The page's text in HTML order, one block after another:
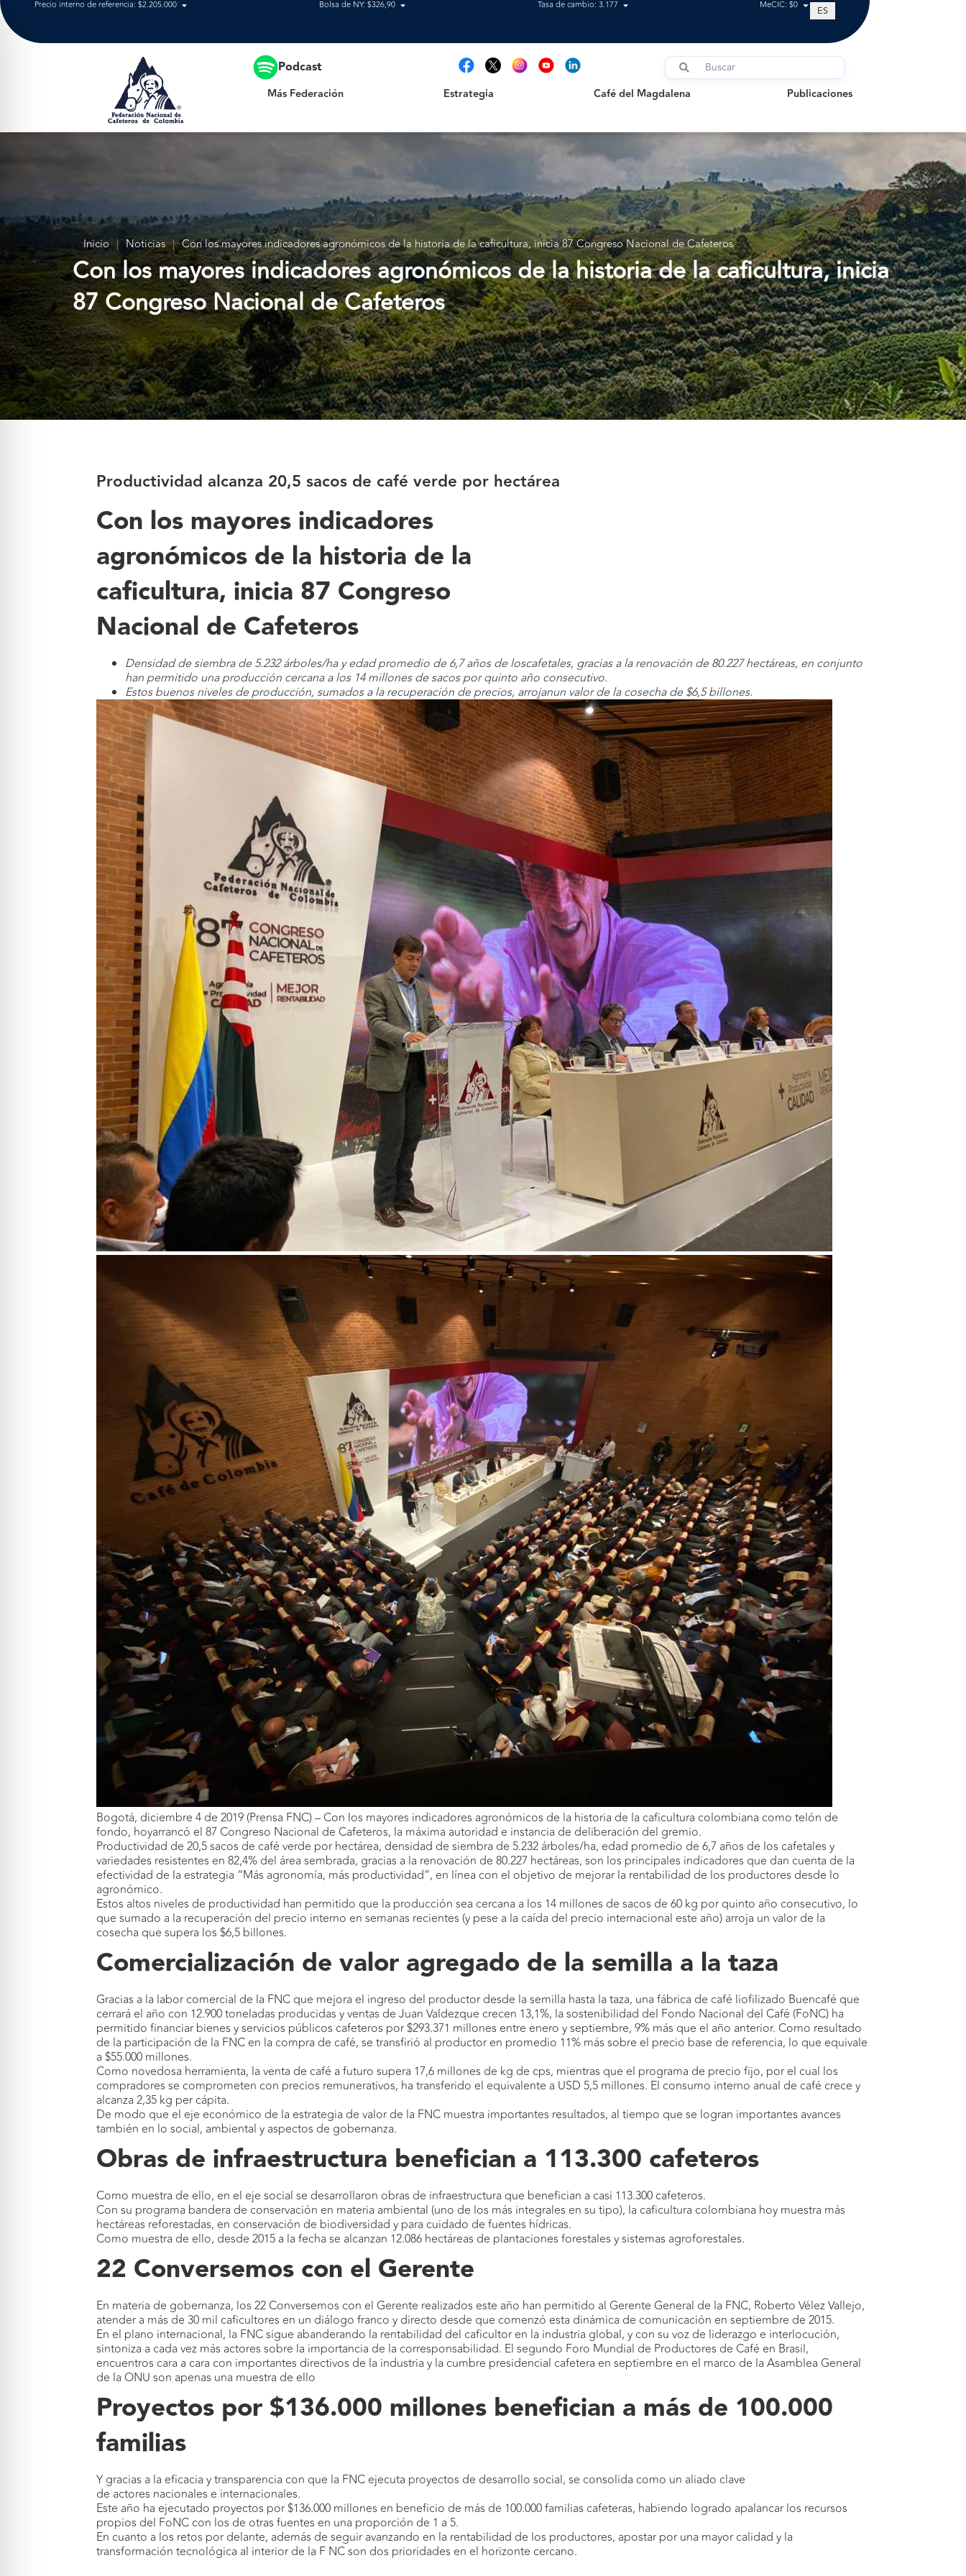
Precio interno de referencia: $2.205.000 Bolsa de NY: $326,90 Tasa de cambio: 3.177 MeCIC: $0 ES
Podcast
Más Federación Estrategia Café del Magdalena Publicaciones
Publicaciones
Inicio | Noticias | Con los mayores indicadores agronómicos de la historia de la caficultura, inicia 87 Congreso Nacional de Cafeteros
Con los mayores indicadores agronómicos de la historia de la caficultura, inicia
87 Congreso Nacional de Cafeteros
Productividad alcanza 20,5 sacos de café verde por hectárea
Con los mayores indicadores
agronómicos de la historia de la
caficultura, inicia 87 Congreso
Nacional de Cafeteros
Densidad de siembra de 5.232 árboles/ha y edad promedio de 6,7 años de loscafetales, gracias a la renovación de 80.227 hectáreas, en conjunto
han permitido una producción cercana a los 14 millones de sacos por quinto año consecutivo.
Estos buenos niveles de producción, sumados a la recuperación de precios, arrojanun valor de la cosecha de $6,5 billones.
Bogotá, diciembre 4 de 2019 (Prensa FNC) – Con los mayores indicadores agronómicos de la historia de la caficultura colombiana como telón de
fondo, hoyarrancó el 87 Congreso Nacional de Cafeteros, la máxima autoridad e instancia de deliberación del gremio.
Productividad de 20,5 sacos de café verde por hectárea, densidad de siembra de 5.232 árboles/ha, edad promedio de 6,7 años de los cafetales y
variedades resistentes en 82,4% del área sembrada, gracias a la renovación de 80.227 hectáreas, son los principales indicadores que dan cuenta de la
efectividad de la estrategia “Más agronomía, más productividad”, en línea con el objetivo de mejorar la rentabilidad de los productores desde lo
agronómico.
Estos altos niveles de productividad han permitido que la producción sea cercana a los 14 millones de sacos de 60 kg por quinto año consecutivo, lo
que sumado a la recuperación del precio interno en semanas recientes (y pese a la caída del precio internacional este año) arroja un valor de la
cosecha que supera los $6,5 billones.
Comercialización de valor agregado de la semilla a la taza
Gracias a la labor comercial de la FNC que mejora el ingreso del productor desde la semilla hasta la taza, una fábrica de café liofilizado Buencafé que
cerrará el año con 12.900 toneladas producidas y ventas de Juan Valdezque crecen 13,1%, la sostenibilidad del Fondo Nacional del Café (FoNC) ha
permitido financiar bienes y servicios públicos cafeteros por $293.371 millones entre enero y septiembre, 9% más que el año anterior. Como resultado
de la participación de la FNC en la compra de café, se transfirió al productor en promedio 11% más sobre el precio base de referencia, lo que equivale
a $55.000 millones.
Como novedosa herramienta, la venta de café a futuro supera 17,6 millones de kg de cps, mientras que el programa de precio fijo, por el cual los
compradores se comprometen con precios remunerativos, ha transferido el equivalente a USD 5,5 millones. El consumo interno anual de café crece y
alcanza 2,35 kg per cápita.
De modo que el eje económico de la estrategia de valor de la FNC muestra importantes resultados, al tiempo que se logran importantes avances
también en lo social, ambiental y aspectos de gobernanza.
Obras de infraestructura benefician a 113.300 cafeteros
Como muestra de ello, en el eje social se desarrollaron obras de infraestructura que benefician a casi 113.300 cafeteros.
Con su programa bandera de conservación en materia ambiental (uno de los más integrales en su tipo), la caficultura colombiana hoy muestra más
hectáreas reforestadas, en conservación de biodiversidad y para cuidado de fuentes hídricas.
Como muestra de ello, desde 2015 a la fecha se alcanzan 12.086 hectáreas de plantaciones forestales y sistemas agroforestales.
22 Conversemos con el Gerente
En materia de gobernanza, los 22 Conversemos con el Gerente realizados este año han permitido al Gerente General de la FNC, Roberto Vélez Vallejo,
atender a más de 30 mil caficultores en un diálogo franco y directo desde que comenzó esta dinámica de comunicación en septiembre de 2015.
En el plano internacional, la FNC sigue abanderando la rentabilidad del caficultor en la industria global, y con su voz de liderazgo e interlocución,
sintoniza a cada vez más actores sobre la importancia de la corresponsabilidad. El segundo Foro Mundial de Productores de Café en Brasil,
encuentros cara a cara con importantes directivos de la industria y la cumbre presidencial cafetera en septiembre en el marco de la Asamblea General
de la ONU son apenas una muestra de ello
Proyectos por $136.000 millones benefician a más de 100.000
familias
Y gracias a la eficacia y transparencia con que la FNC ejecuta proyectos de desarrollo social, se consolida como un aliado clave
de actores nacionales e internacionales.
Este año ha ejecutado proyectos por $136.000 millones en beneficio de más de 100.000 familias cafeteras, habiendo logrado apalancar los recursos
propios del FoNC con los de otras fuentes en una proporción de 1 a 5.
En cuanto a los retos por delante, además de seguir avanzando en la rentabilidad de los productores, apostar por una mayor calidad y la
transformación tecnológica al interior de la F NC son dos prioridades en el horizonte cercano.